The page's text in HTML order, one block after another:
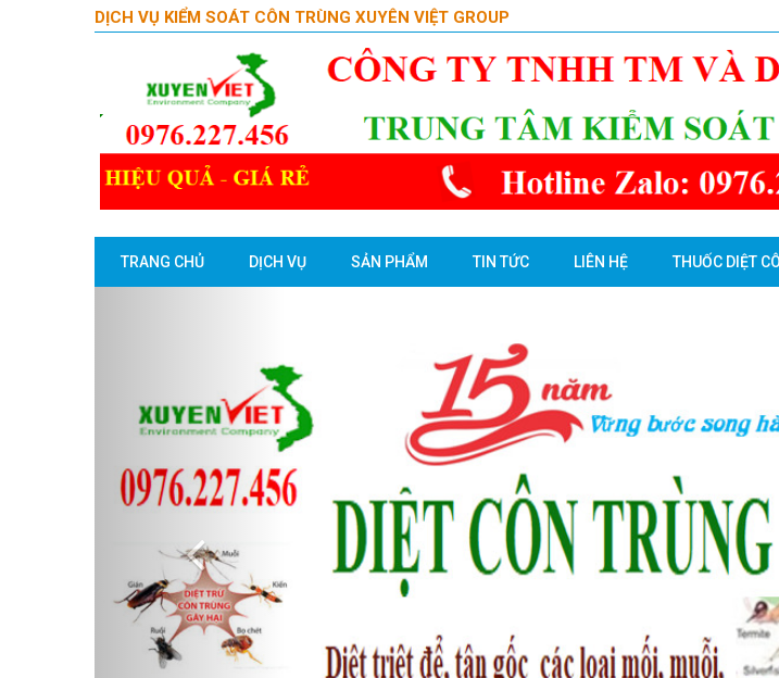
DỊCH VỤ KIỂM SOÁT CÔN TRÙNG XUYÊN VIỆT GROUP
TRANG CHỦ DỊCH VỤ SẢN PHẨM TIN TỨC LIÊN HỆ THUỐC DIỆT